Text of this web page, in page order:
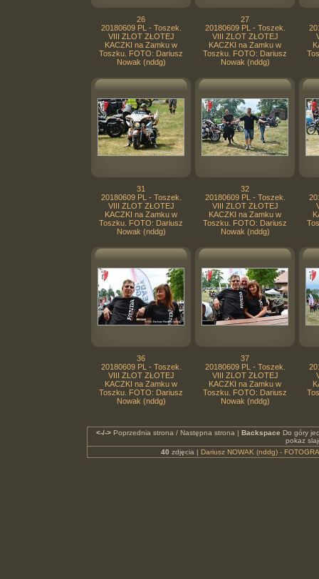
26
20180609 PL - Toszek.
VIII ZLOT ZŁOTEJ
KACZKI na Zamku w
Toszku. FOTO: Dariusz
Nowak (nddg)
27
20180609 PL - Toszek.
VIII ZLOT ZŁOTEJ
KACZKI na Zamku w
Toszku. FOTO: Dariusz
Nowak (nddg)
31
20180609 PL - Toszek.
VIII ZLOT ZŁOTEJ
KACZKI na Zamku w
Toszku. FOTO: Dariusz
Nowak (nddg)
32
20180609 PL - Toszek.
VIII ZLOT ZŁOTEJ
KACZKI na Zamku w
Toszku. FOTO: Dariusz
Nowak (nddg)
36
20180609 PL - Toszek.
VIII ZLOT ZŁOTEJ
KACZKI na Zamku w
Toszku. FOTO: Dariusz
Nowak (nddg)
37
20180609 PL - Toszek.
VIII ZLOT ZŁOTEJ
KACZKI na Zamku w
Toszku. FOTO: Dariusz
Nowak (nddg)
<-/->Poprzednia strona / Następna strona | Backspace Do góry
pokaz
40 zdjęcia | Dariusz NOWAK (nddg) -